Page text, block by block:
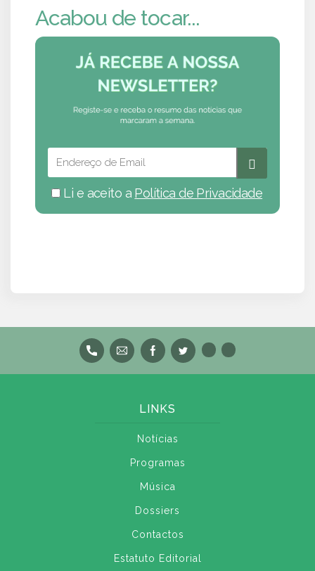
Acabou de tocar...
Li e aceito a Política de Privacidade
LINKS
Notícias
Programas
Música
Dossiers
Contactos
Estatuto Editorial